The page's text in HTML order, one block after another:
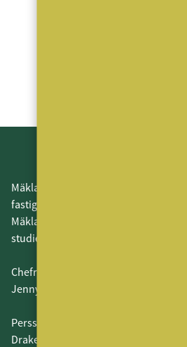
expansion
MäklarVärlden är en branschneutral
fastighetsmäklare och leverantörerna
MäklarVärlden fokuserar även på alla
studieinriktning som leder in i
Chefredaktör och ansvarig utgivare:
Jenny Persson
Perssons Förlag AB
Drakenbergsgatan 15, Stockholm